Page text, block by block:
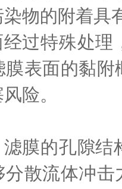
物的附着具
特殊处理
膜表面的黏
险。
的孔隙结
散流体冲